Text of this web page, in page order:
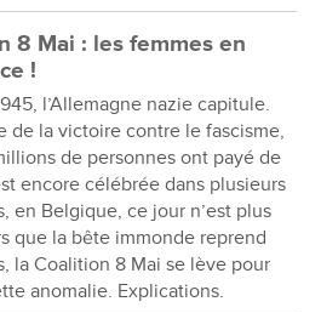
8 Mai : les femmes en
!
l’Allemagne nazie capitule.
de la victoire contre le fascisme,
de personnes ont payé de
encore célébrée dans plusieurs
en Belgique, ce jour n’est plus
que la bête immonde reprend
la Coalition 8 Mai se lève pour
anomalie. Explications.